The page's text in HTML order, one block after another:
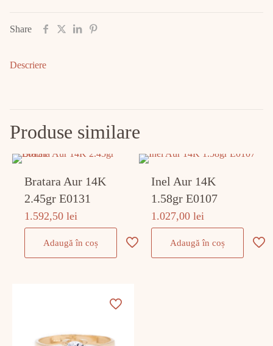
E1158
Share
Descriere
Produse similare
Bratara Aur 14K
2.45gr E0131
1.592,50lei
Adaugă în coș
Inel Aur 14K
1.58gr E0107
1.027,00lei
Adaugă în coș